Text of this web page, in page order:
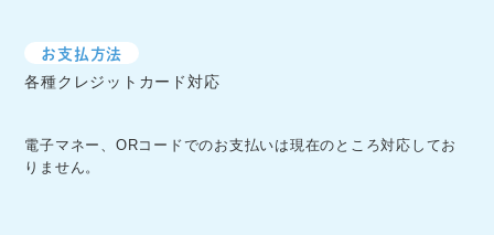
お支払方法
各種クレジットカード対応
電子マネー、ORコードでのお支払いは現在のところ対応してお
りません。